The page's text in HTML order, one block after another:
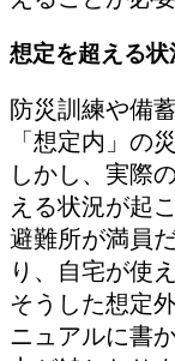
想定を超える
防災訓練や備
「想定内」の
しかし、実際
える状況が起
避難所が満員
り、自宅が使
そうした想定
ニュアルに書